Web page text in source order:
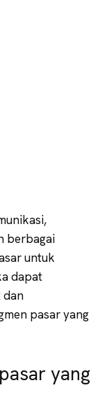
berbagai
untuk
dapat
dan
pasar yang
yang